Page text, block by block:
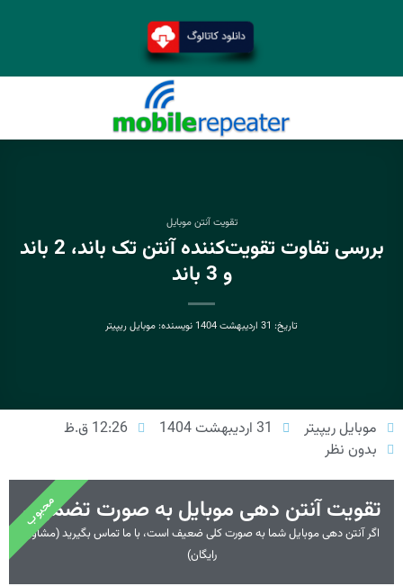
تقویت آنتن موبایل
بررسی تفاوت تقویت‌کننده آنتن تک باند، 2 باند
و 3 باند
تاریخ: 31 اردیبهشت 1404 نویسنده:موبایل ریپیتر
موبایل ریپیتر 31 اردیبهشت 1404
12:26 ق.ظ
بدون نظر
تقویت آنتن دهی موبایل به صورت تضمینی
اگر آنتن دهی موبایل شما به صورت کلی ضعیف است، با ما تماس بگیرید (مشاوره
رایگان)
محبوب